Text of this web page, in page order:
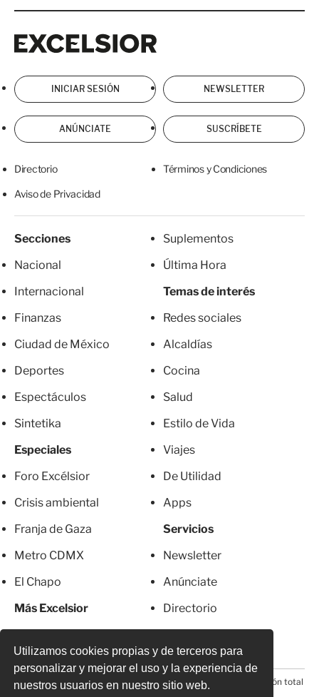
Utilizamos cookies propias y de terceros para
personalizar y mejorar el uso y la experiencia de
nuestros usuarios en nuestro sitio web.
INICIAR SESIÓN NEWSLETTER
ANÚNCIATE SUSCRÍBETE
Directorio Términos y Condiciones
Aviso de Privacidad
Secciones
Nacional
Internacional
Finanzas
Ciudad de México
Deportes
Espectáculos
Sintetika
Especiales
Foro Excélsior
Crisis ambiental
Franja de Gaza
Metro CDMX
El Chapo
Más Excelsior
Suplementos
Última Hora
Temas de interés
Redes sociales
Alcaldías
Cocina
Salud
Estilo de Vida
Viajes
De Utilidad
Apps
Servicios
Newsletter
Anúnciate
Directorio
© 2026 Todos los derechos reservados. Prohibida la reproducción total
o parcial, incluyendo cualquier medio electrónico*